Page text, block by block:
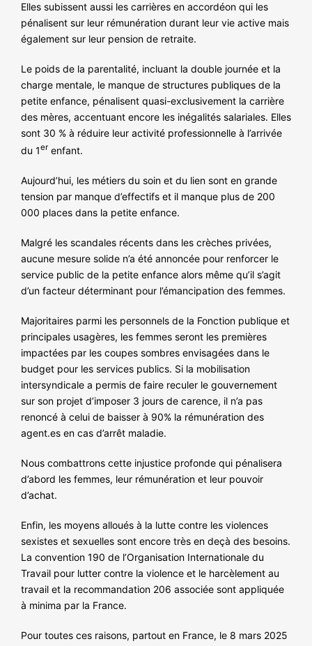
Elles subissent aussi les carrières en accordéon qui les
pénalisent sur leur rémunération durant leur vie active mais
également sur leur pension de retraite.
Le poids de la parentalité, incluant la double journée et la
charge mentale, le manque de structures publiques de la
petite enfance, pénalisent quasi-exclusivement la carrière
des mères, accentuant encore les inégalités salariales. Elles
sont 30 % à réduire leur activité professionnelle à l’arrivée
du 1er enfant.
Aujourd’hui, les métiers du soin et du lien sont en grande
tension par manque d’effectifs et il manque plus de 200
000 places dans la petite enfance.
Malgré les scandales récents dans les crèches privées,
aucune mesure solide n’a été annoncée pour renforcer le
service public de la petite enfance alors même qu’il s’agit
d’un facteur déterminant pour l’émancipation des femmes.
Majoritaires parmi les personnels de la Fonction publique et
principales usagères, les femmes seront les premières
impactées par les coupes sombres envisagées dans le
budget pour les services publics. Si la mobilisation
intersyndicale a permis de faire reculer le gouvernement
sur son projet d’imposer 3 jours de carence, il n’a pas
renoncé à celui de baisser à 90% la rémunération des
agent.es en cas d’arrêt maladie.
Nous combattrons cette injustice profonde qui pénalisera
d’abord les femmes, leur rémunération et leur pouvoir
d’achat.
Enfin, les moyens alloués à la lutte contre les violences
sexistes et sexuelles sont encore très en deçà des besoins.
La convention 190 de l’Organisation Internationale du
Travail pour lutter contre la violence et le harcèlement au
travail et la recommandation 206 associée sont appliquée
à minima par la France.
Pour toutes ces raisons, partout en France, le 8 mars 2025